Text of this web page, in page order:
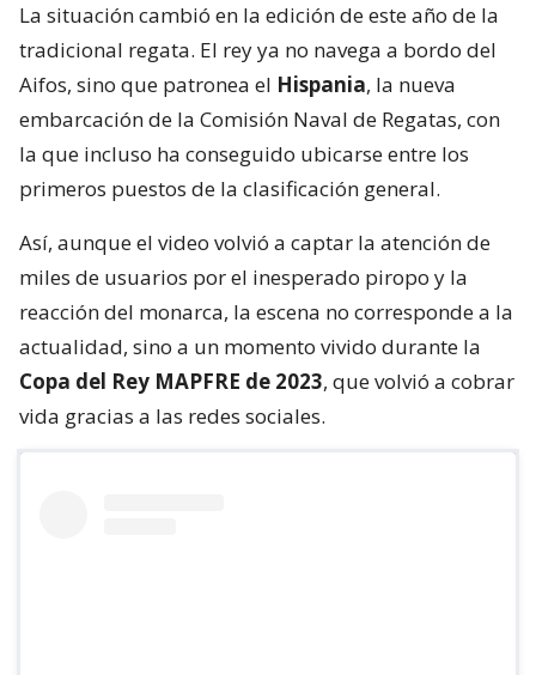
La situación cambió en la edición de este año de la
tradicional regata. El rey ya no navega a bordo del
Aifos, sino que patronea el Hispania, la nueva
embarcación de la Comisión Naval de Regatas, con
la que incluso ha conseguido ubicarse entre los
primeros puestos de la clasificación general.
Así, aunque el video volvió a captar la atención de
miles de usuarios por el inesperado piropo y la
reacción del monarca, la escena no corresponde a la
actualidad, sino a un momento vivido durante la
Copa del Rey MAPFRE de 2023, que volvió a cobrar
vida gracias a las redes sociales.